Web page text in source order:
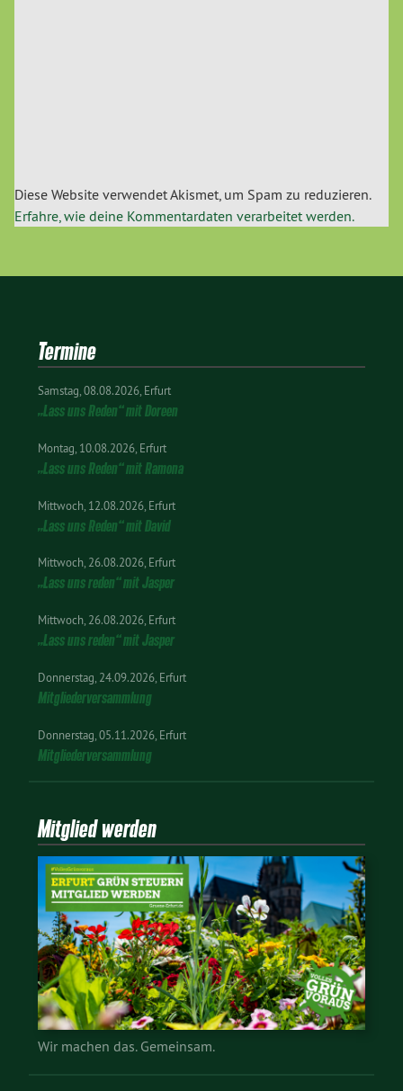
Diese Website verwendet Akismet, um Spam zu reduzieren.
Erfahre, wie deine Kommentardaten verarbeitet werden.
Termine
Samstag 08.08.2026 Erfurt
„Lass uns Reden“ mit Doreen
Montag 10.08.2026 Erfurt
„Lass uns Reden“ mit Ramona
Mittwoch 12.08.2026 Erfurt
„Lass uns Reden“ mit David
Mittwoch 26.08.2026 Erfurt
„Lass uns reden“ mit Jasper
Mittwoch 26.08.2026 Erfurt
„Lass uns reden“ mit Jasper
Donnerstag 24.09.2026 Erfurt
Mitgliederversammlung
Donnerstag 05.11.2026 Erfurt
Mitgliederversammlung
Mitglied werden
Wir machen das. Gemeinsam.